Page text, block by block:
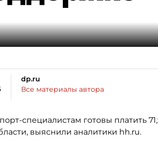
dp.ru
Все материалы автора
специалистам готовы платить
выяснили аналитики hh.ru.